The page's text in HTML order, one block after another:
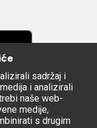
sadržaj i
i analizirali
naše web-
medije,
s drugim